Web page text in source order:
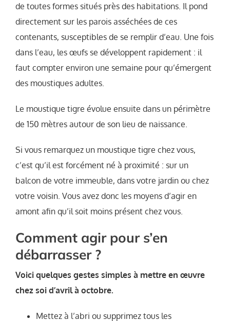
de toutes formes situés près des habitations. Il pond
directement sur les parois asséchées de ces
contenants, susceptibles de se remplir d’eau. Une fois
dans l’eau, les œufs se développent rapidement : il
faut compter environ une semaine pour qu’émergent
des moustiques adultes.
Le moustique tigre évolue ensuite dans un périmètre
de 150 mètres autour de son lieu de naissance.
Si vous remarquez un moustique tigre chez vous,
c’est qu’il est forcément né à proximité : sur un
balcon de votre immeuble, dans votre jardin ou chez
votre voisin. Vous avez donc les moyens d’agir en
amont afin qu’il soit moins présent chez vous.
Comment agir pour s’en
débarrasser ?
Voici quelques gestes simples à mettre en œuvre
chez soi d’avril à octobre.
Mettez à l’abri ou supprimez tous les